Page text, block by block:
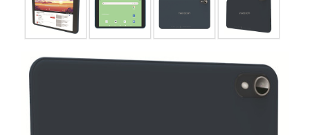
PoweredByAsus